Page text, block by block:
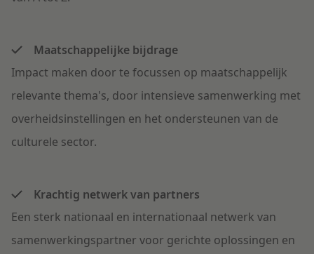
Maatschappelijke bijdrage
Impact maken door te focussen op maatschappelijk
relevante thema's, door intensieve samenwerking met
overheidsinstellingen en het ondersteunen van de
culturele sector.
Krachtig netwerk van partners
Een sterk nationaal en internationaal netwerk van
samenwerkingspartner voor gerichte oplossingen en